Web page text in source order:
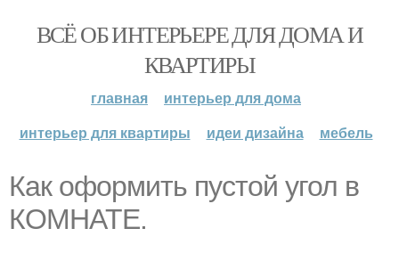
ВСЁ ОБ ИНТЕРЬЕРЕ ДЛЯ ДОМА И
КВАРТИРЫ
главная
интерьер для дома
интерьер для квартиры
идеи дизайна мебель
Как оформить пустой угол в
КОМНАТЕ.